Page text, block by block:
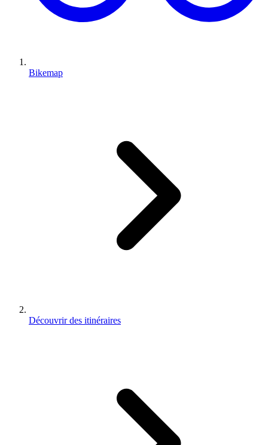
Bikemap
Découvrir des itinéraires